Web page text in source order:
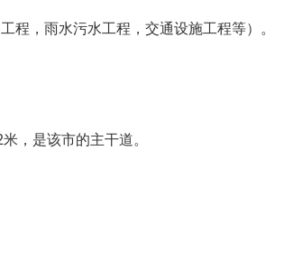
，雨水污水工程，交通设施工程等）。
，是该市的主干道。